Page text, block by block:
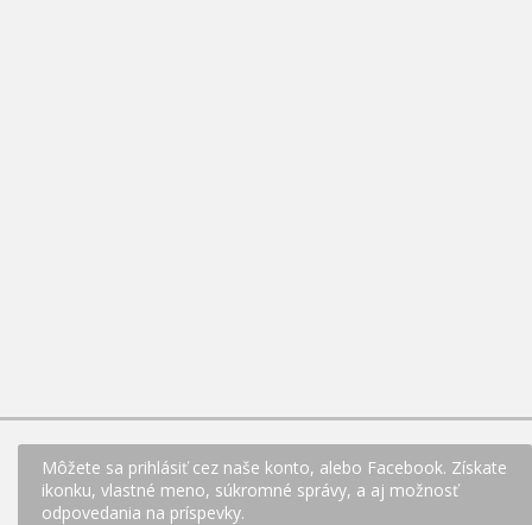
Môžete sa prihlásiť cez naše konto, alebo Facebook. Získate
ikonku, vlastné meno, súkromné správy, a aj možnosť
odpovedania na príspevky.